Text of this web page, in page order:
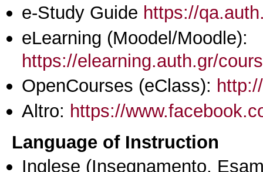
e-Study Guide https://
eLearning (Moodel/Moodle):
https://elearning.auth.gr/
OpenCourses (eClass):
Altro: https://
Language of Instruction
Inglese (Insegnamento,